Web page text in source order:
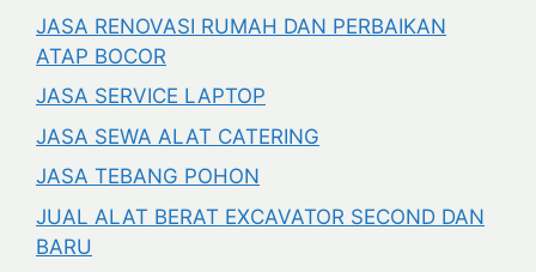
JASA RENOVASI RUMAH DAN PERBAIKAN
ATAP BOCOR
JASA SERVICE LAPTOP
JASA SEWA ALAT CATERING
JASA TEBANG POHON
JUAL ALAT BERAT EXCAVATOR SECOND DAN
BARU